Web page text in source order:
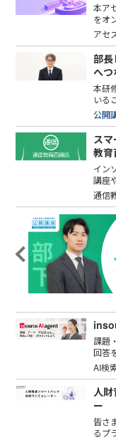
本ア
をオ
アセ
部長
へつ
本研
いる
公開
ス
教育
イン
講座
通信
課題
回答
AI検
人
ー
皆さ
るプ